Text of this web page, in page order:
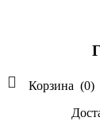
 Корзина (0)